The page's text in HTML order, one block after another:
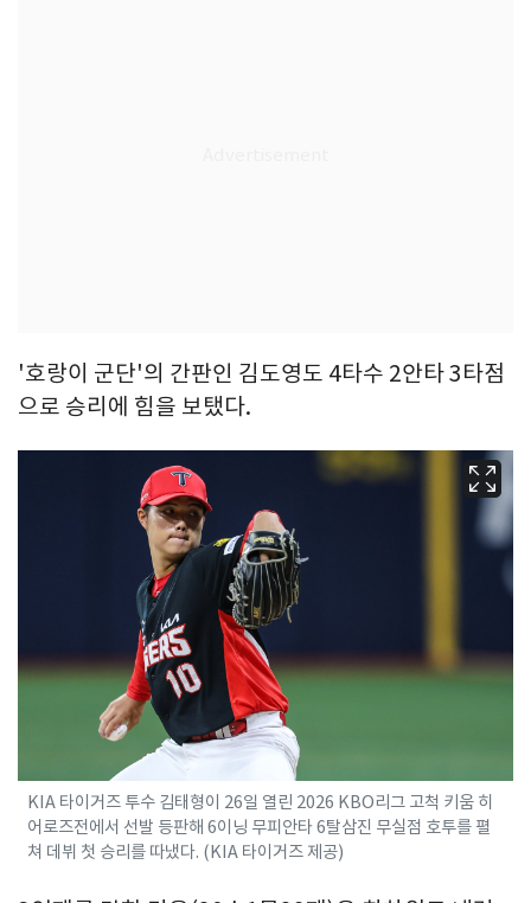
'호랑이 군단'의 간판인 김도영도 4타수 2안타 3타점
으로 승리에 힘을 보탰다.
KIA 타이거즈 투수 김태형이 26일 열린 2026 KBO리그 고척 키움 히
어로즈전에서 선발 등판해 6이닝 무피안타 6탈삼진 무실점 호투를 펼
쳐 데뷔 첫 승리를 따냈다. (KIA 타이거즈 제공)